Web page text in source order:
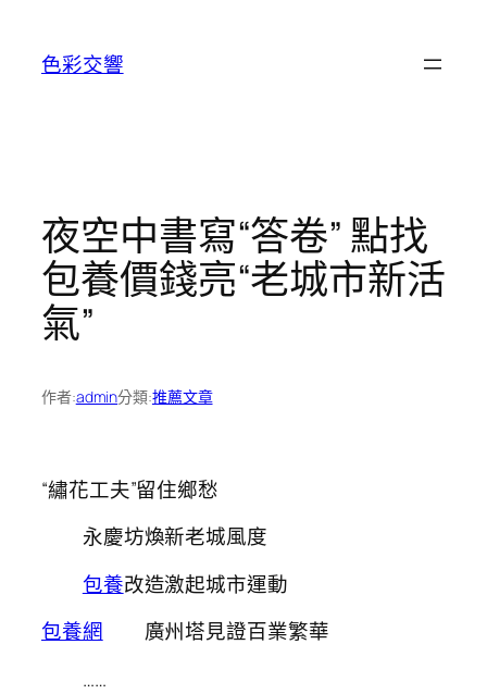
色彩交響
夜空中書寫“答卷” 點找
包養價錢亮“老城市新活
氣”
作者:admin分類:推薦文章
“繡花工夫”留住鄉愁
永慶坊煥新老城風度
包養改造激起城市運動
包養網 廣州塔見證百業繁華
……